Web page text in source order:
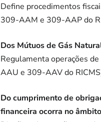
Define procedimentos
309-AAM e 309-AAP do
Dos Mútuos de Gás
Regulamenta operações
AAU e 309-AAV do
Do cumprimento de
financeira ocorra no